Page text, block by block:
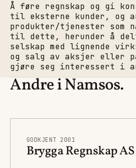
Å føre regnskap og gi
til eksterne kunder, og
produkter/tjenester som
til dette, herunder å
selskap med lignende
og salg av aksjer eller
gjøre seg interessert i
Andre i Namsos.
GODKJENT 2001
Brygga Regnskap AS